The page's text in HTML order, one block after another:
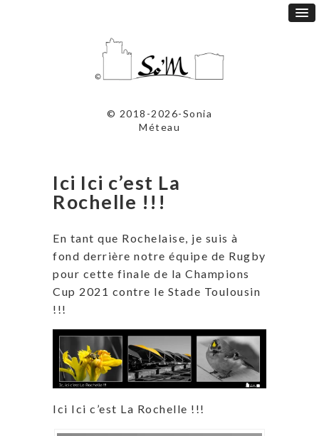
© 2018-2026-Sonia
Méteau
Ici Ici c’est La
Rochelle !!!
En tant que Rochelaise, je suis à
fond derrière notre équipe de Rugby
pour cette finale de la Champions
Cup 2021 contre le Stade Toulousin
!!!
Ici Ici c’est La Rochelle !!!